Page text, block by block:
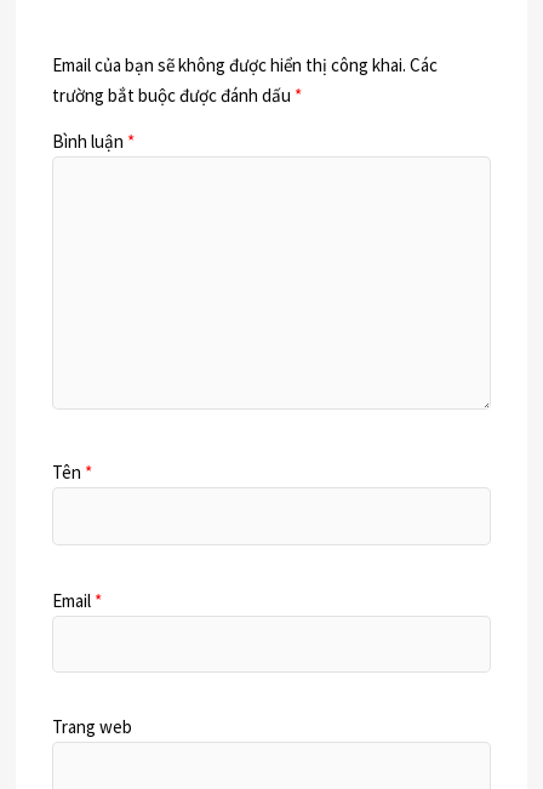
Email của bạn sẽ không được hiển thị công khai. Các
trường bắt buộc được đánh dấu *
Bình luận *
Tên *
Email *
Trang web